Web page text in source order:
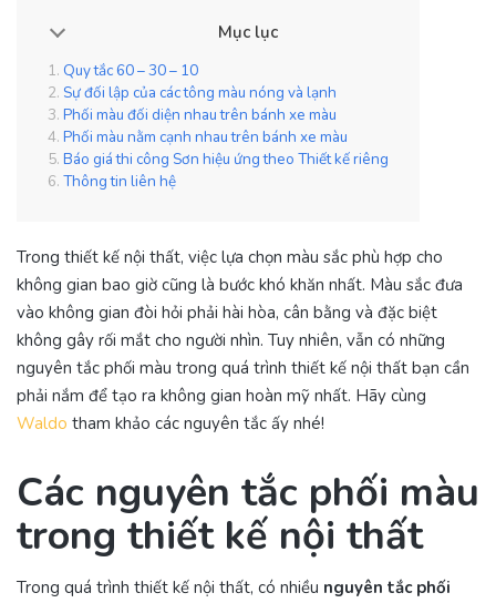
Mục lục
Quy tắc 60 – 30 – 10
Sự đối lập của các tông màu nóng và lạnh
Phối màu đối diện nhau trên bánh xe màu
Phối màu nằm cạnh nhau trên bánh xe màu
Báo giá thi công Sơn hiệu ứng theo Thiết kế riêng
Thông tin liên hệ
Trong thiết kế nội thất, việc lựa chọn màu sắc phù hợp cho
không gian bao giờ cũng là bước khó khăn nhất. Màu sắc đưa
vào không gian đòi hỏi phải hài hòa, cân bằng và đặc biệt
không gây rối mắt cho người nhìn. Tuy nhiên, vẫn có những
nguyên tắc phối màu trong quá trình thiết kế nội thất bạn cần
phải nắm để tạo ra không gian hoàn mỹ nhất. Hãy cùng
Waldo tham khảo các nguyên tắc ấy nhé!
Các nguyên tắc phối màu
trong thiết kế nội thất
Trong quá trình thiết kế nội thất, có nhiều nguyên tắc phối